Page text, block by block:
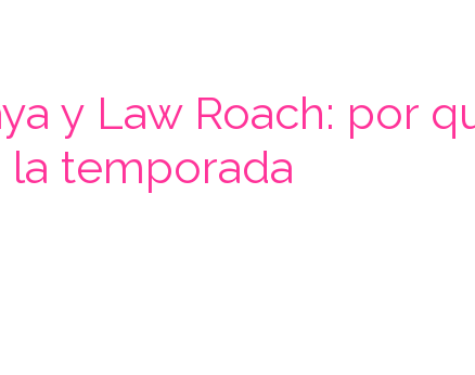
y Law Roach: por
la temporada